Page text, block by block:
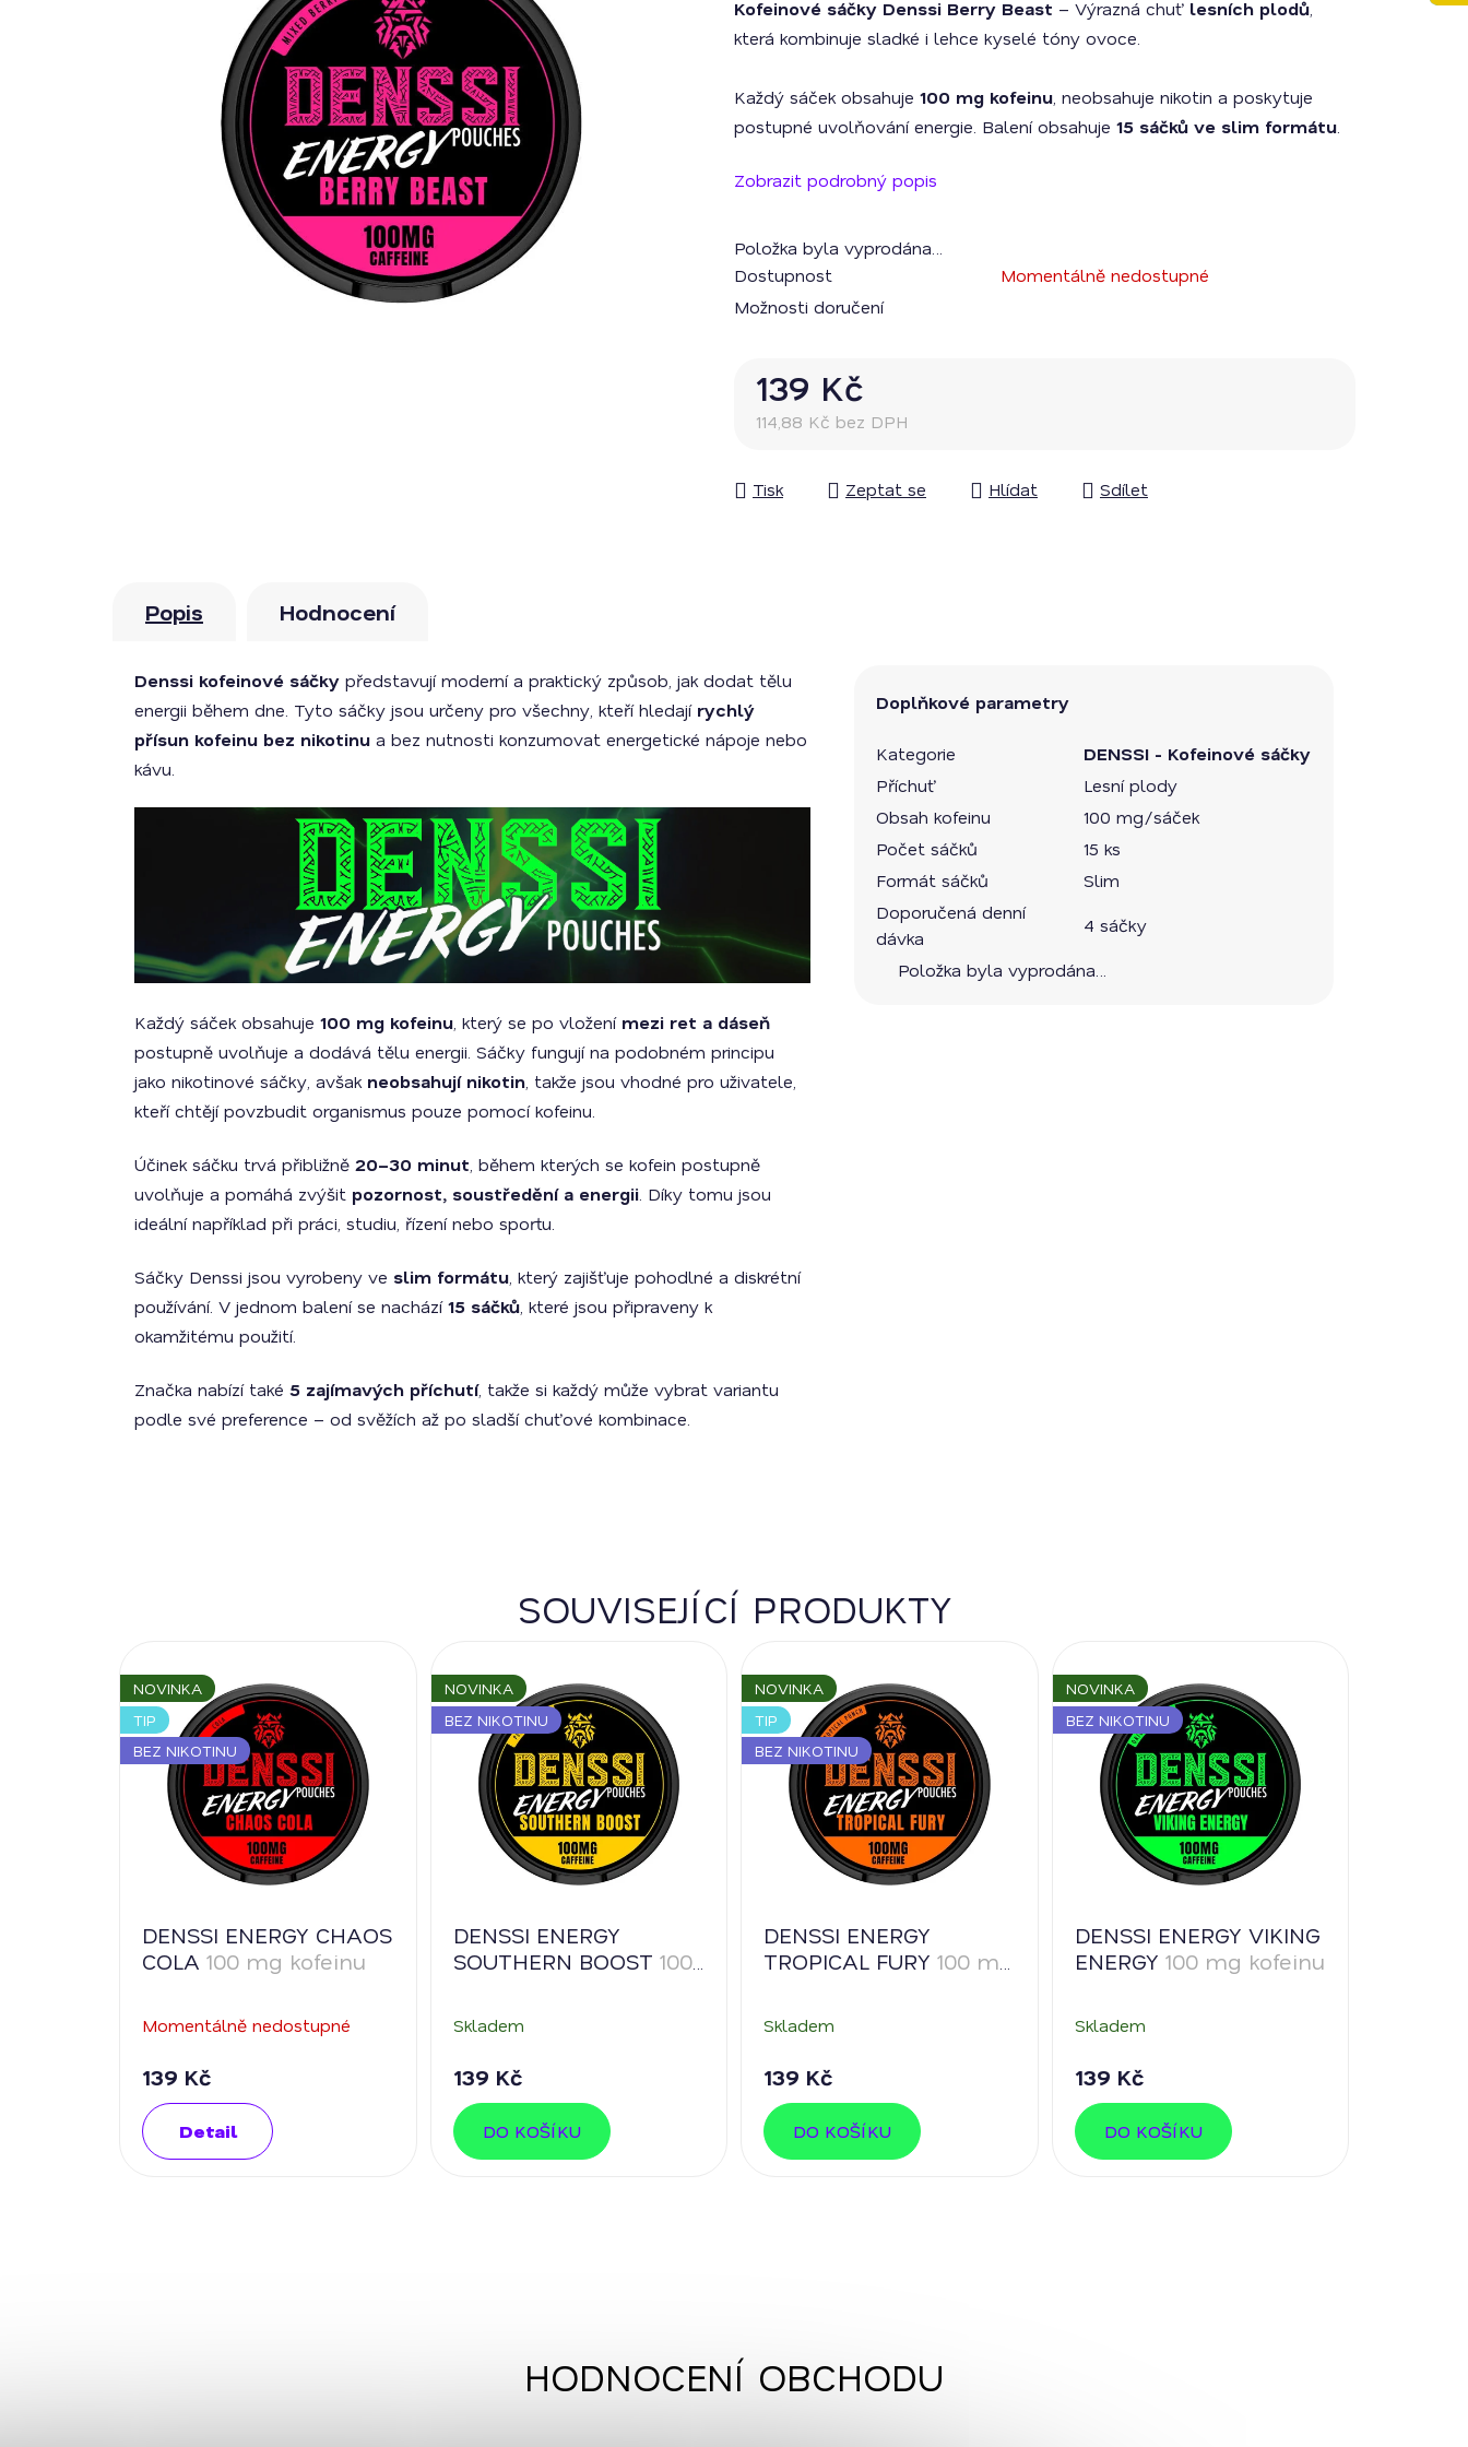
je
z
Kofeinové sáčky Denssi Berry Beast – Výrazná chuť lesních plodů
která kombinuje sladké i lehce kyselé tóny ovoce.
Každý sáček obsahuje 100 mg kofeinu , neobsahuje nikotin a poskytuje
postupné uvolňování energie. Balení obsahuje 15 sáčků ve slim formátu
Zobrazit podrobný popis
Položka byla vyprodána…
Dostupnost
Momentálně nedostupné
Možnosti doručení
139 Kč
114,88 Kč bez DPH
Tisk
Zeptat se Hlídat Sdílet
Popis Hodnocení
Denssi kofeinové sáčky představují moderní a praktický způsob, jak dodat tělu
energii během dne. Tyto sáčky jsou určeny pro všechny, kteří hledají rychlý
přísun kofeinu bez nikotinu a bez nutnosti konzumovat energetické nápoje nebo
kávu.
Každý sáček obsahuje 100 mg kofeinu, který se po vložení mezi ret a dáseň
postupně uvolňuje a dodává tělu energii. Sáčky fungují na podobném principu
jako nikotinové sáčky, avšak neobsahují nikotin, takže jsou vhodné pro uživatele,
kteří chtějí povzbudit organismus pouze pomocí kofeinu.
Účinek sáčku trvá přibližně 20–30 minut, během kterých se kofein postupně
uvolňuje a pomáhá zvýšit pozornost, soustředění a energii. Díky tomu jsou
ideální například při práci, studiu, řízení nebo sportu.
Sáčky Denssi jsou vyrobeny ve slim formátu, který zajišťuje pohodlné a diskrétní
používání. V jednom balení se nachází15 sáčků, které jsou připraveny k
okamžitému použití.
Značka nabízí také 5 zajímavých příchutí, takže si každý může vybrat variantu
podle své preference – od svěžích až po sladší chuťové kombinace.
Doplňkové parametry
Kategorie
DENSSI - Kofeinové sáčky
Příchuť
Lesní plody
Obsah kofeinu
100 mg/sáček
Počet sáčků
15 ks
Formát sáčků
Slim
Doporučená denní
dávka
4 sáčky
Položka byla vyprodána…
SOUVISEJÍCÍ PRODUKTY
NOVINKA
TIP
BEZ NIKOTINU
DENSSI ENERGY CHAOS
COLA 100 mg kofeinu
Momentálně nedostupné
139 Kč
Detail
NOVINKA
BEZ NIKOTINU
DENSSI ENERGY
SOUTHERN BOOST 100
Skladem
139 Kč
DO KOŠÍKU
NOVINKA
TIP
BEZ NIKOTINU
DENSSI ENERGY
TROPICAL FURY 100 mg
Skladem
139 Kč
DO KOŠÍKU
NOVINKA
BEZ NIKOTINU
DENSSI ENERGY VIKING
ENERGY 100 mg kofeinu
Skladem
139 Kč
DO KOŠÍKU
HODNOCENÍ OBCHODU